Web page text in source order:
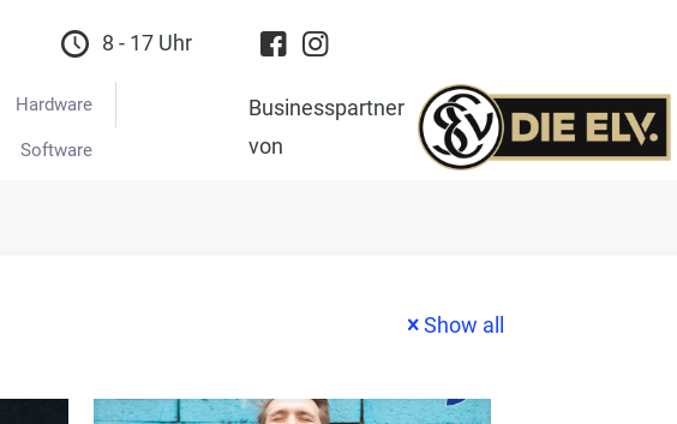
8 - 17 Uhr
Hardware
Software
Businesspartner
von
Show all